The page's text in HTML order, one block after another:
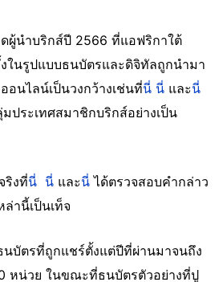
ผู้นำบริกส์ปี 2566 ที่แอฟริกาใต้
ในรูปแบบธนบัตรและดิจิทัลถูกนำมา
อนไลน์เป็นวงกว้างเช่นที่นี่ นี่ และนี่
ประเทศสมาชิกบริกส์อย่างเป็น
ริงที่นี่ นี่ และนี่ ได้ตรวจสอบคำกล่าว
านี้เป็นเท็จ
นบัตรที่ถูกแชร์ตั้งแต่ปีที่ผ่านมาจนถึง
หน่วย ในขณะที่ธนบัตรตัวอย่างที่ปู